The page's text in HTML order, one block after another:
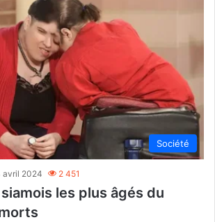
Société
avril 2024 2 451
les plus âgés du